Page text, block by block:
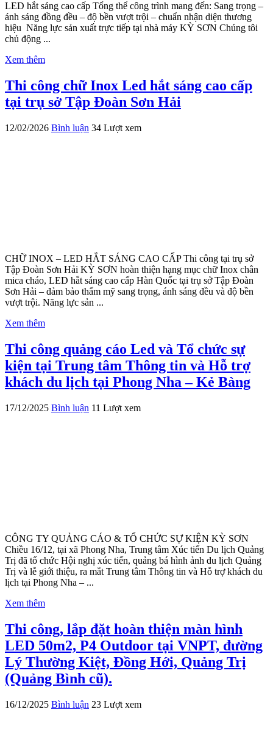
LED hắt sáng cao cấp Tổng thể công trình mang đến: Sang trọng –
ánh sáng đồng đều – độ bền vượt trội – chuẩn nhận diện thương
hiệu Năng lực sản xuất trực tiếp tại nhà máy KỲ SƠN Chúng tôi
chủ động ...
Xem thêm
Thi công chữ Inox Led hắt sáng cao cấp
tại trụ sở Tập Đoàn Sơn Hải
12/02/2026 Bình luận 34 Lượt xem
CHỮ INOX – LED HẮT SÁNG CAO CẤP Thi công tại trụ sở
Tập Đoàn Sơn Hải KỲ SƠN hoàn thiện hạng mục chữ Inox chân
mica cháo, LED hắt sáng cao cấp Hàn Quốc tại trụ sở Tập Đoàn
Sơn Hải – đảm bảo thẩm mỹ sang trọng, ánh sáng đều và độ bền
vượt trội. Năng lực sản ...
Xem thêm
Thi công quảng cáo Led và Tổ chức sự
kiện tại Trung tâm Thông tin và Hỗ trợ
khách du lịch tại Phong Nha – Kẻ Bàng
17/12/2025 Bình luận 11 Lượt xem
CÔNG TY QUẢNG CÁO & TỔ CHỨC SỰ KIỆN KỲ SƠN
Chiều 16/12, tại xã Phong Nha, Trung tâm Xúc tiến Du lịch Quảng
Trị đã tổ chức Hội nghị xúc tiến, quảng bá hình ảnh du lịch Quảng
Trị và lễ giới thiệu, ra mắt Trung tâm Thông tin và Hỗ trợ khách du
lịch tại Phong Nha – ...
Xem thêm
Thi công, lắp đặt hoàn thiện màn hình
LED 50m2, P4 Outdoor tại VNPT, đường
Lý Thường Kiệt, Đồng Hới, Quảng Trị
(Quảng Bình cũ).
16/12/2025 Bình luận 23 Lượt xem